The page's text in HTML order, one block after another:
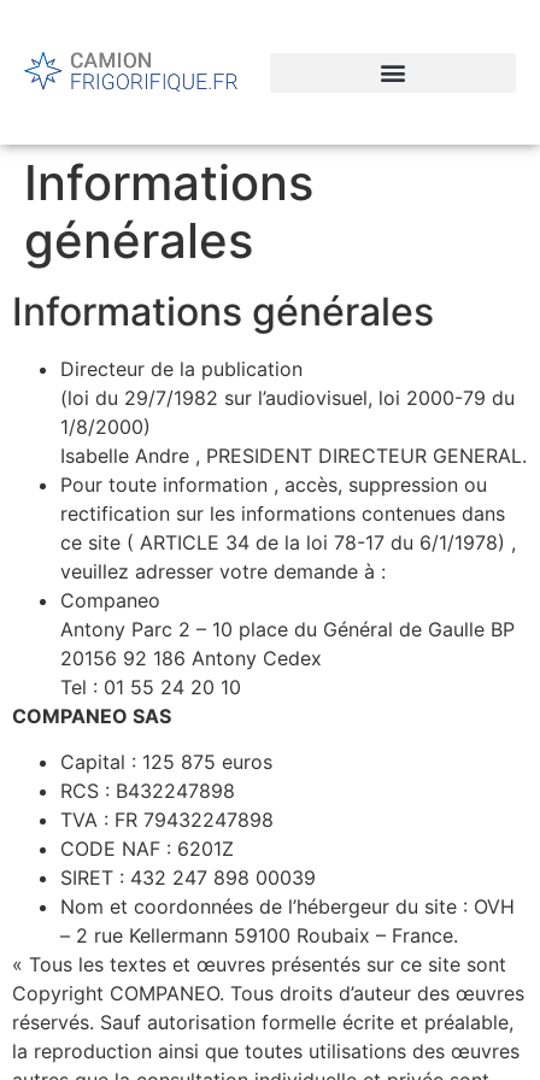
Informations
générales
Informations générales
Directeur de la publication
(loi du 29/7/1982 sur l’audiovisuel, loi 2000-79 du
1/8/2000)
Isabelle Andre , PRESIDENT DIRECTEUR GENERAL.
Pour toute information , accès, suppression ou
rectification sur les informations contenues dans
ce site ( ARTICLE 34 de la loi 78-17 du 6/1/1978) ,
veuillez adresser votre demande à :
Companeo
Antony Parc 2 – 10 place du Général de Gaulle BP
20156 92 186 Antony Cedex
Tel : 01 55 24 20 10
COMPANEO SAS
Capital : 125 875 euros
RCS : B432247898
TVA : FR 79432247898
CODE NAF : 6201Z
SIRET : 432 247 898 00039
Nom et coordonnées de l’hébergeur du site : OVH
– 2 rue Kellermann 59100 Roubaix – France.
« Tous les textes et œuvres présentés sur ce site sont
Copyright COMPANEO. Tous droits d’auteur des œuvres
réservés. Sauf autorisation formelle écrite et préalable,
la reproduction ainsi que toutes utilisations des œuvres